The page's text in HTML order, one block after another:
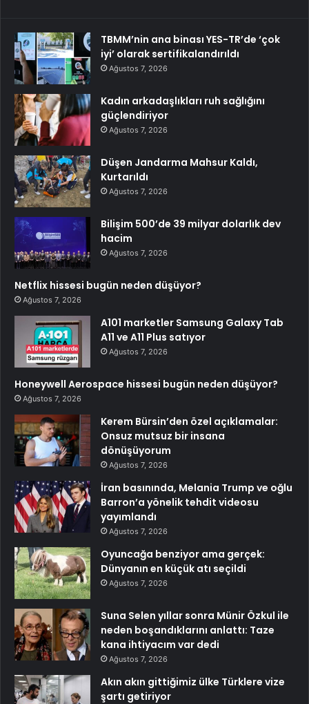
TBMM’nin ana binası YES-TR’de ‘çok
iyi’ olarak sertifikalandırıldı
Ağustos 7, 2026
Kadın arkadaşlıkları ruh sağlığını
güçlendiriyor
Ağustos 7, 2026
Düşen Jandarma Mahsur Kaldı,
Kurtarıldı
Ağustos 7, 2026
Bilişim 500’de 39 milyar dolarlık dev
hacim
Ağustos 7, 2026
Netflix hissesi bugün neden düşüyor?
Ağustos 7, 2026
A101 marketler Samsung Galaxy Tab
A11 ve A11 Plus satıyor
Ağustos 7, 2026
Honeywell Aerospace hissesi bugün neden düşüyor?
Ağustos 7, 2026
Kerem Bürsin’den özel açıklamalar:
Onsuz mutsuz bir insana
dönüşüyorum
Ağustos 7, 2026
İran basınında, Melania Trump ve oğlu
Barron’a yönelik tehdit videosu
yayımlandı
Ağustos 7, 2026
Oyuncağa benziyor ama gerçek:
Dünyanın en küçük atı seçildi
Ağustos 7, 2026
Suna Selen yıllar sonra Münir Özkul ile
neden boşandıklarını anlattı: Taze
kana ihtiyacım var dedi
Ağustos 7, 2026
Akın akın gittiğimiz ülke Türklere vize
şartı getiriyor